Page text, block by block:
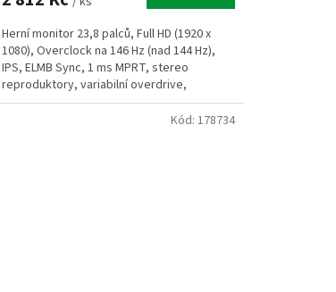
Herní monitor 23,8 palců, Full HD (1920 x
1080), Overclock na 146 Hz (nad 144 Hz),
IPS, ELMB Sync, 1 ms MPRT, stereo
reproduktory, variabilní overdrive,
DisplayWidget Center
Kód: 178734